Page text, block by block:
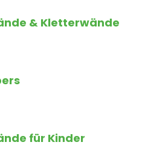
& Kletterwände
für Kinder